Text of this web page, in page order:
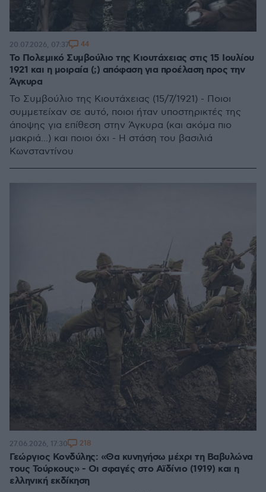
Το Πολεμικό Συμβούλιο της Κιουτάχειας στις 15 Ιουλίου
1921 και η μοιραία (;) απόφαση για προέλαση προς την
Άγκυρα
Το Συμβούλιο της Κιουτάχειας (15/7/1921) - Ποιοι
συμμετείχαν σε αυτό, ποιοι ήταν υποστηρικτές της
άποψης για επίθεση στην Άγκυρα (και ακόμα πιο
μακριά...) και ποιοι όχι - Η στάση του βασιλιά
Κωνσταντίνου
20.07.2026, 07:37 44
Γεώργιος Κονδύλης: «Θα κυνηγήσω μέχρι τη Βαβυλώνα
τους Τούρκους» - Οι σφαγές στο Αϊδίνιο (1919) και η
ελληνική εκδίκηση
27.06.2026, 17:30 218